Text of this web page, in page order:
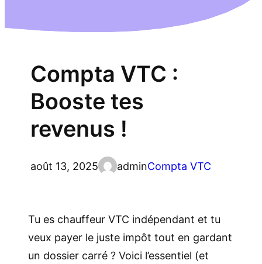
Compta VTC :
Booste tes
revenus !
août 13, 2025 adminCompta VTC
Tu es chauffeur VTC indépendant et tu
veux payer le juste impôt tout en gardant
un dossier carré ? Voici l’essentiel (et